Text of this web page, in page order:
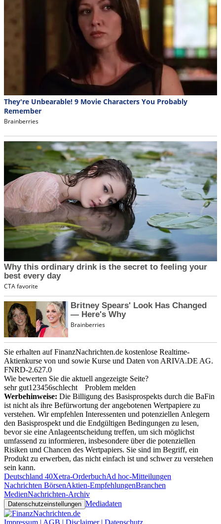
Sie erhalten auf FinanzNachrichten.de kostenlose Realtime-
Aktienkurse von und sowie Kurse und Daten von ARIVA.DE AG.
FNRD-2.627.0
Wie bewerten Sie die aktuell angezeigte Seite?
sehr gut1 23456schlecht
Problem melden
Werbehinweise: Die Billigung des Basisprospekts durch die BaFin
ist nicht als ihre Befürwortung der angebotenen Wertpapiere zu
verstehen. Wir empfehlen Interessenten und potenziellen Anlegern
den Basisprospekt und die Endgültigen Bedingungen zu lesen,
bevor sie eine Anlageentscheidung treffen, um sich möglichst
umfassend zu informieren, insbesondere über die potenziellen
Risiken und Chancen des Wertpapiers. Sie sind im Begriff, ein
Produkt zu erwerben, das nicht einfach ist und schwer zu verstehen
sein kann.
Deutschland 40Xetra-OrderbuchAd hoc-Mitteilungen
Nachrichten BörsenAktien-EmpfehlungenBranchen
MedienNachrichten-Archiv
Datenschutzeinstellungen Mediadaten